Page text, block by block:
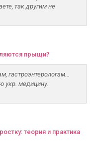
так другим не
прыщи?
гастроэнтерологам...
укр. медицину.
теория и практика